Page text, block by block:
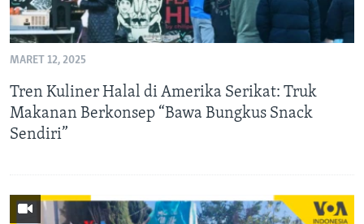
MARET 12, 2025
Tren Kuliner Halal di Amerika Serikat: Truk
Makanan Berkonsep “Bawa Bungkus Snack
Sendiri”